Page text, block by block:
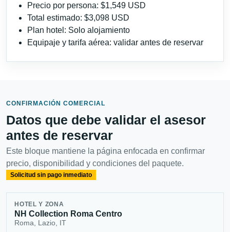
Precio por persona: $1,549 USD
Total estimado: $3,098 USD
Plan hotel: Solo alojamiento
Equipaje y tarifa aérea: validar antes de reservar
CONFIRMACIÓN COMERCIAL
Datos que debe validar el asesor
antes de reservar
Este bloque mantiene la página enfocada en confirmar
precio, disponibilidad y condiciones del paquete.
Solicitud sin pago inmediato
HOTEL Y ZONA
NH Collection Roma Centro
Roma, Lazio, IT